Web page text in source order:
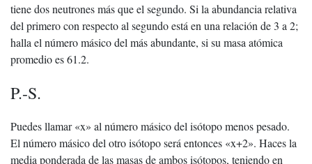
tiene dos neutrones más que el segundo. Si la abundancia relativa
del primero con respecto al segundo está en una relación de 3 a 2;
halla el número másico del más abundante, si su masa atómica
promedio es 61.2.
P.-S.
Puedes llamar «x» al número másico del isótopo menos pesado.
El número másico del otro isótopo será entonces «x+2». Haces la
media ponderada de las masas de ambos isótopos, teniendo en